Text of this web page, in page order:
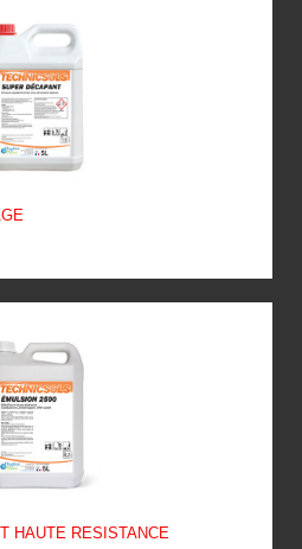
HAUTE RESISTANCE